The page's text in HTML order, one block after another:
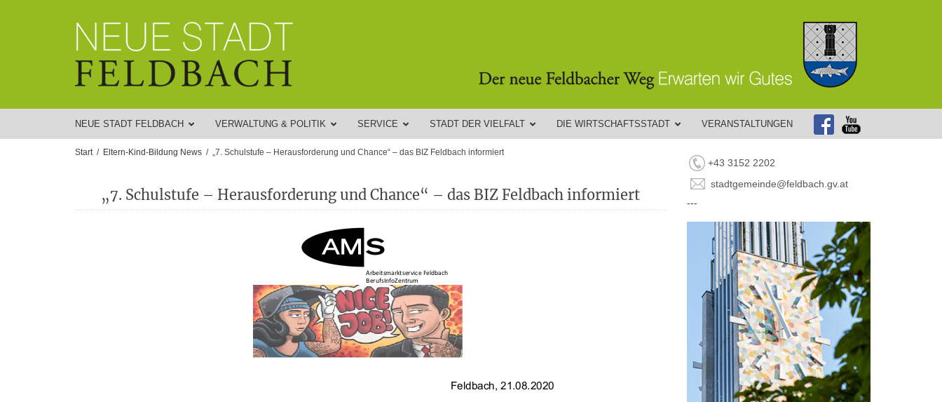
NEUE STADT FELDBACH VERWALTUNG & POLITIK SERVICE STADT DER VIELFALT DIE WIRTSCHAFTSSTADT VERANSTALTUNGEN
Start Eltern-Kind-Bildung News „7. Schulstufe – Herausforderung und Chance“ – das BIZ Feldbach informiert
„7. Schulstufe – Herausforderung und Chance“ – das BIZ Feldbach informiert
+43 3152 2202
stadtgemeinde@feldbach.gv.at
---